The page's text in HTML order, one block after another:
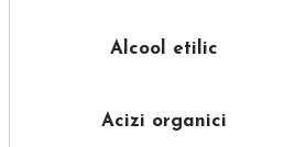
Alcool etilic
Acizi organici